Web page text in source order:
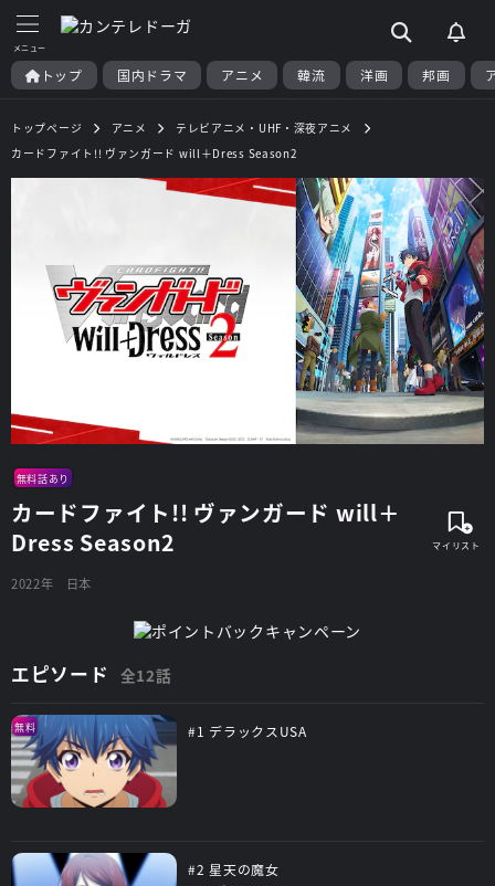
トップ 国内ドラマ アニメ 韓流 洋画 邦画
トップページ アニメ
テレビアニメ・UHF・深夜アニメ
カードファイト!! ヴァンガード will＋Dress Season2
無料話あり
カードファイト!! ヴァンガード will＋
Dress Season2
2022年 日本
エピソード 全12話
無料 #1 デラックスUSA
#2 星天の魔女